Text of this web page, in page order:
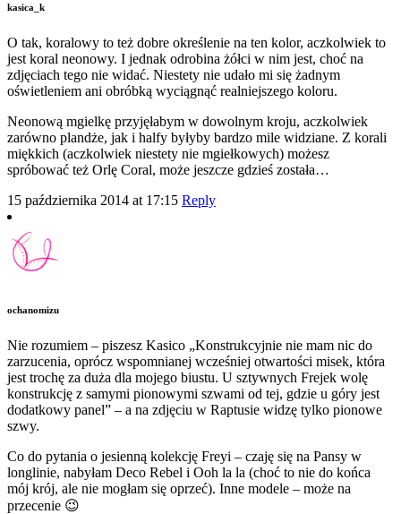
kasica_k
O tak, koralowy to też dobre określenie na ten kolor, aczkolwiek to
jest koral neonowy. I jednak odrobina żółci w nim jest, choć na
zdjęciach tego nie widać. Niestety nie udało mi się żadnym
oświetleniem ani obróbką wyciągnąć realniejszego koloru.
Neonową mgielkę przyjęłabym w dowolnym kroju, aczkolwiek
zarówno plandże, jak i halfy byłyby bardzo mile widziane. Z korali
miękkich (aczkolwiek niestety nie mgiełkowych) możesz
spróbować też Orlę Coral, może jeszcze gdzieś została…
15 października 2014 at 17:15 Reply
ochanomizu
Nie rozumiem – piszesz Kasico „Konstrukcyjnie nie mam nic do
zarzucenia, oprócz wspomnianej wcześniej otwartości misek, która
jest trochę za duża dla mojego biustu. U sztywnych Frejek wolę
konstrukcję z samymi pionowymi szwami od tej, gdzie u góry jest
dodatkowy panel” – a na zdjęciu w Raptusie widzę tylko pionowe
szwy.
Co do pytania o jesienną kolekcję Freyi – czaję się na Pansy w
longlinie, nabyłam Deco Rebel i Ooh la la (choć to nie do końca
mój krój, ale nie mogłam się oprzeć). Inne modele – może na
przecenie 😉